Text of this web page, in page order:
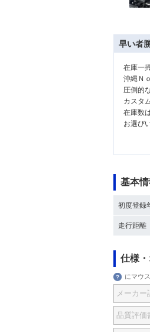
早い者
在庫一
沖縄Ｎ
圧倒的
カスタ
在庫数
お選び
基本
初度登録
走行距離
仕様
にマウ
メーカー
品質評価